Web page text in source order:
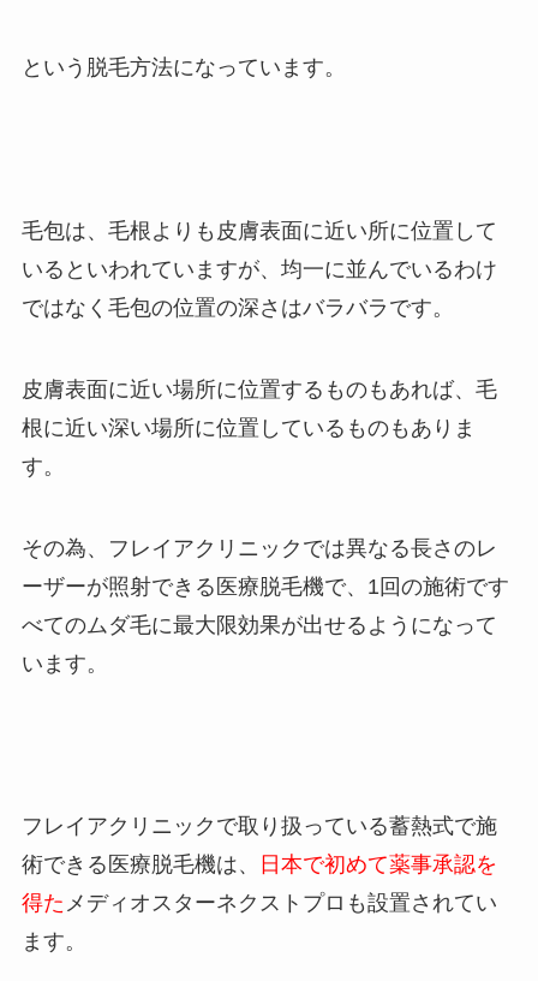
という脱毛方法になっています。
毛包は、毛根よりも皮膚表面に近い所に位置して
いるといわれていますが、均一に並んでいるわけ
ではなく毛包の位置の深さはバラバラです。
皮膚表面に近い場所に位置するものもあれば、毛
根に近い深い場所に位置しているものもありま
す。
その為、フレイアクリニックでは異なる長さのレ
ーザーが照射できる医療脱毛機で、1回の施術です
べてのムダ毛に最大限効果が出せるようになって
います。
フレイアクリニックで取り扱っている蓄熱式で施
術できる医療脱毛機は、
日本で初めて薬事承認を
得た メディオスターネクストプロも設置されてい
ます。